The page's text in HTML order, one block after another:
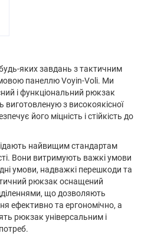
яких завдань з тактичним
панеллю Voyin-Voli. Ми
і функціональний рюкзак
виготовленую з високоякісної
його міцність і стійкість до
найвищим стандартам
Вони витримують важкі умови
умови, надважкі перешкоди та
рюкзак оснащений
що дозволяють
ефективно та ергономічно, а
рюкзак універсальним і